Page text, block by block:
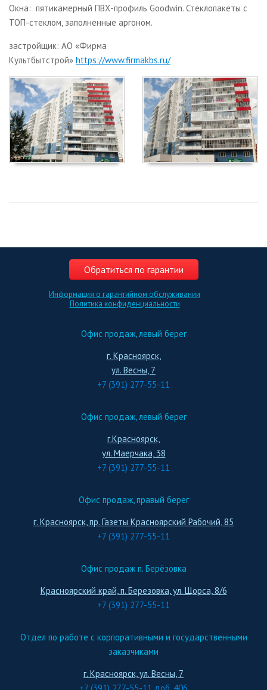
Окна: пятикамерный ПВХ-профиль Goodwin. Стеклопакеты с
ТОП-стеклом, заполненные аргоном.
застройщик: АО «Фирма
Культбытстрой» https://www.firmakbs.ru/
Обратиться по гарантии
Информация о гарантийном обслуживании
Политика конфиденциальности
Офис продаж, левый берег
г. Красноярск,
ул. Весны, 7
+7 (391) 277-55-11
Офис продаж, левый берег
г.Красноярск,
ул. Маерчака, 38
+7 (391) 277-55-11
Офис продаж, правый берег
г. Красноярск, пр. Газеты Красноярский Рабочий, 85
+7 (391) 277-55-11
Офис продаж п. Берёзовка
Красноярский край, п. Березовка, ул. Щорса, 8/6
+7 (391) 277-55-11
Отдел по работе с корпоративными и государственными
заказчиками
г. Красноярск, ул. Весны, 7